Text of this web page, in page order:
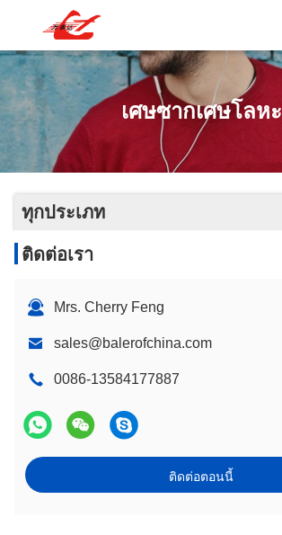
เศษซากเศษโลหะ
ทุกประเภท
ติดต่อเรา
Mrs. Cherry Feng
sales@balerofchina.com
0086-13584177887
ติดต่อตอนนี้